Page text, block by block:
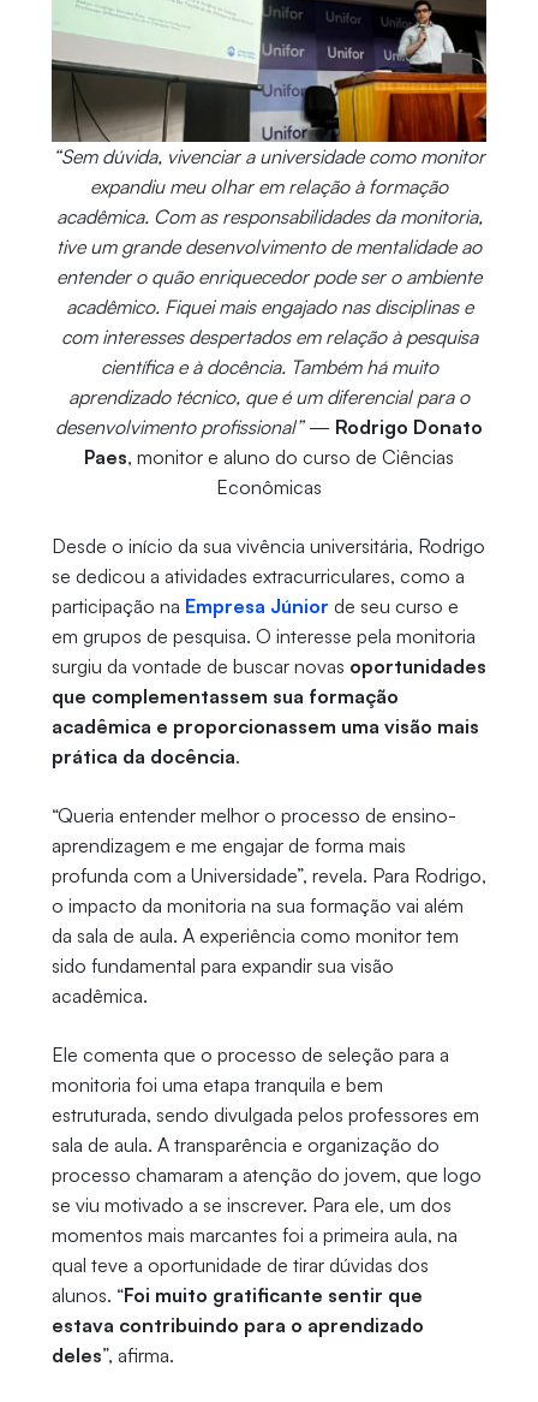
“Sem dúvida, vivenciar a universidade como monitor
expandiu meu olhar em relação à formação
acadêmica. Com as responsabilidades da monitoria,
tive um grande desenvolvimento de mentalidade ao
entender o quão enriquecedor pode ser o ambiente
acadêmico. Fiquei mais engajado nas disciplinas e
com interesses despertados em relação à pesquisa
científica e à docência. Também há muito
aprendizado técnico, que é um diferencial para o
desenvolvimento profissional”— Rodrigo Donato
Paes, monitor e aluno do curso de Ciências
Econômicas
Desde o início da sua vivência universitária, Rodrigo
se dedicou a atividades extracurriculares, como a
participação na Empresa Júnior de seu curso e
em grupos de pesquisa. O interesse pela monitoria
surgiu da vontade de buscar novas oportunidades
que complementassem sua formação
acadêmica e proporcionassem uma visão mais
prática da docência.
“Queria entender melhor o processo de ensino-
aprendizagem e me engajar de forma mais
profunda com a Universidade”, revela. Para Rodrigo,
o impacto da monitoria na sua formação vai além
da sala de aula. A experiência como monitor tem
sido fundamental para expandir sua visão
acadêmica.
Ele comenta que o processo de seleção para a
monitoria foi uma etapa tranquila e bem
estruturada, sendo divulgada pelos professores em
sala de aula. A transparência e organização do
processo chamaram a atenção do jovem, que logo
se viu motivado a se inscrever. Para ele, um dos
momentos mais marcantes foi a primeira aula, na
qual teve a oportunidade de tirar dúvidas dos
alunos. “Foi muito gratificante sentir que
estava contribuindo para o aprendizado
deles”, afirma.